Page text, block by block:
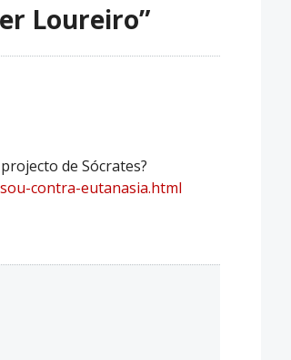
Loureiro”
de Sócrates?
contra-eutanasia.html